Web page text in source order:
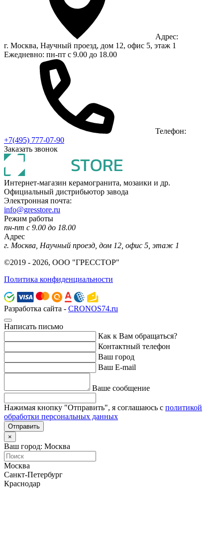
Адрес:
г. Москва, Научный проезд, дом 12, офис 5, этаж 1
Ежедневно: пн-пт с 9.00 до 18.00
Телефон:
+7(495) 777-07-90
Заказать звонок
Интернет-магазин керамогранита, мозаики и др.
Официальный дистрибьютор завода
Электронная почта:
info@gresstore.ru
Режим работы
пн-пт с 9.00 до 18.00
Адрес
г. Москва, Научный проезд, дом 12, офис 5, этаж 1
©2019 - 2026, ООО "ГРЕССТОР"
Политика конфиденциальности
Разработка сайта - CRONOS74.ru
Написать письмо
Как к Вам обращаться?
Контактный телефон
Ваш город
Ваш E-mail
Ваше сообщение
Нажимая кнопку "Отправить", я соглашаюсь с политикой
обработки персональных данных
Отправить
×
Ваш город: Москва
Москва
Санкт-Петербург
Краснодар